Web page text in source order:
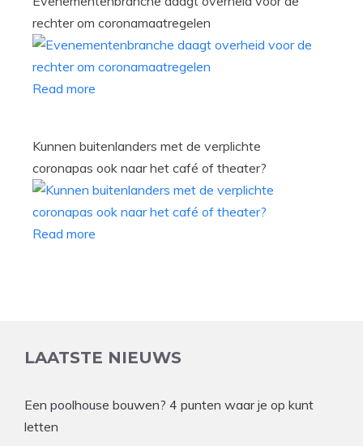
rechter om coronamaatregelen
Read more
Kunnen buitenlanders met de verplichte
coronapas ook naar het café of theater?
Read more
LAATSTE NIEUWS
Een poolhouse bouwen? 4 punten waar je op kunt
letten